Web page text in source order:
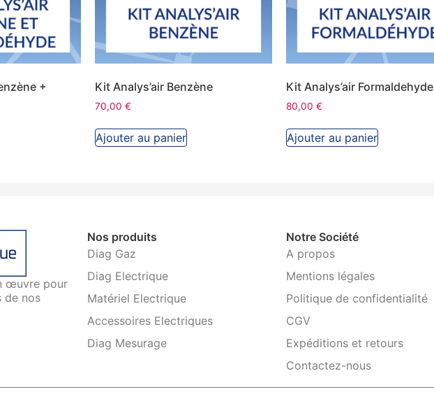
+
Kit Analys’air Benzène
70,00 €
Ajouter au panier
Kit Analys’air Formaldehyde
80,00 €
Ajouter au panier
œuvre pour
de nos
Nos produits
Diag Gaz
Diag Electrique
Matériel Electrique
Accessoires Electriques
Diag Mesurage
Notre Société
A propos
Mentions légales
Politique de confidentialité
CGV
Expéditions et retours
Contactez-nous